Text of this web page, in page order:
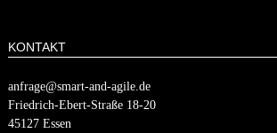
KONTAKT
anfrage@smart-and-agile.de
​​Friedrich-Ebert-Straße 18-20
45127 Essen